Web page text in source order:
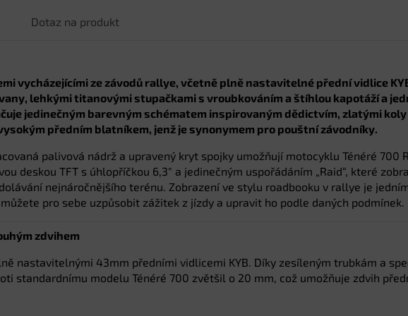
Dotaz na produkt
vycházejícími ze závodů rallye, včetně plně nastavitelné přední vidlice
lehkými titanovými stupačkami s vroubkováním a štíhlou kapotáží a
jedinečným barevným schématem inspirovaným dědictvím, zlatými
předním blatníkem, jenž je synonymem pro pouštní závodníky.
palivová nádrž a upravený kryt spojky umožňují motocyklu Ténéré
deskou TFT s úhlopříčkou 6,3″ a jedinečným uspořádáním „Raid“, které
nejnáročnějšího terénu. Zobrazení ve stylu roadbooku v rallye je
pro sebe uzpůsobit zážitek z jízdy a upravit ho podle daných podmínek.
zdvihem
nastavitelnými 43mm předními vidlicemi KYB. Díky zesíleným trubkám a
standardnímu modelu Ténéré 700 zvětšil o 20 mm, což umožňuje zdvih